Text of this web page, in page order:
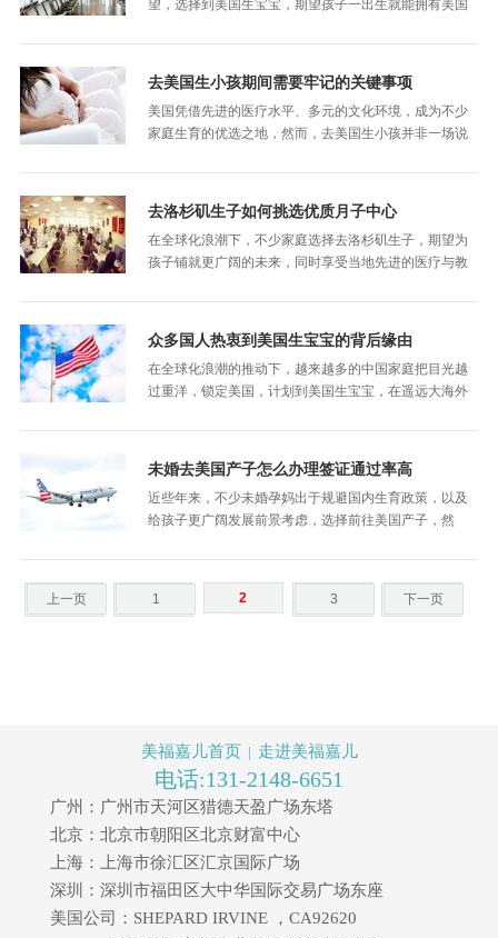
望，选择到美国生宝宝，期望孩子一出生就能拥有美国
利，然而，在入境这一关键环节，部分准妈妈却遭遇
了…
去美国生小孩期间需要牢记的关键事项
美国凭借先进的医疗水平、多元的文化环境，成为不少
家庭生育的优选之地，然而，去美国生小孩并非一场说
质量以及法律遵循等方面，都需要准妈妈们给予高…
去洛杉矶生子如何挑选优质月子中心
在全球化浪潮下，不少家庭选择去洛杉矶生子，期望为
孩子铺就更广阔的未来，同时享受当地先进的医疗与教
中心是非常重要的，它关乎着整个过程的省心程度…
众多国人热衷到美国生宝宝的背后缘由
在全球化浪潮的推动下，越来越多的中国家庭把目光越
过重洋，锁定美国，计划到美国生宝宝，在遥远大海外
因呢？针对大家关注的这个问题，下面本文来详细…
未婚去美国产子怎么办理签证通过率高
近些年来，不少未婚孕妈出于规避国内生育政策，以及
给孩子更广阔发展前景考虑，选择前往美国产子，然
大，因其身份较为敏感，签证官往往会担忧其有移民…
上一页 1 2 3 下一页
美福嘉儿首页 | 走进美福嘉儿
电话:131-2148-6651
广州：广州市天河区猎德天盈广场东塔
北京：北京市朝阳区北京财富中心
上海：上海市徐汇区汇京国际广场
深圳：深圳市福田区大中华国际交易广场东座
美国公司：SHEPARD IRVINE ，CA92620